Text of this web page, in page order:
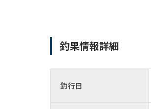
釣果情報詳細
釣行日